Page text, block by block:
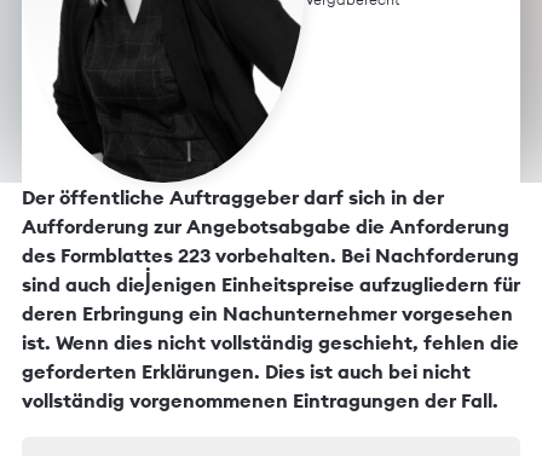
Der öffentliche Auftraggeber darf sich in der
Aufforderung zur Angebotsabgabe die Anforderung
des Formblattes 223 vorbehalten. Bei Nachforderung
sind auch diejenigen Einheitspreise aufzugliedern für
deren Erbringung ein Nachunternehmer vorgesehen
ist. Wenn dies nicht vollständig geschieht, fehlen die
geforderten Erklärungen. Dies ist auch bei nicht
vollständig vorgenommenen Eintragungen der Fall.